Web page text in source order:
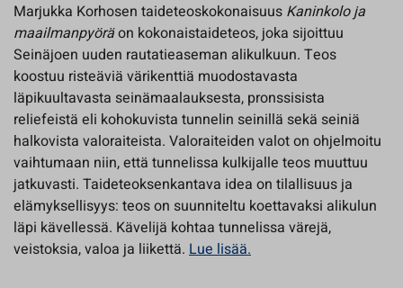
Marjukka Korhosen taideteoskokonaisuus Kaninkolo ja
maailmanpyöräon kokonaistaideteos, joka sijoittuu
Seinäjoen uuden rautatieaseman alikulkuun. Teos
koostuu risteäviä värikenttiä muodostavasta
läpikuultavasta seinämaalauksesta, pronssisista
reliefeistä eli kohokuvista tunnelin seinillä sekä seiniä
halkovista valoraiteista. Valoraiteiden valot on ohjelmoitu
vaihtumaan niin, että tunnelissa kulkijalle teos muuttuu
jatkuvasti. Taideteoksenkantava idea on tilallisuus ja
elämyksellisyys: teos on suunniteltu koettavaksi alikulun
läpi kävellessä. Kävelijä kohtaa tunnelissa värejä,
veistoksia, valoa ja liikettä. Lue lisää.